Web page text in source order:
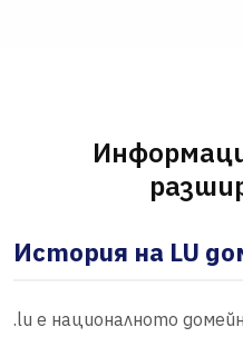
История на LU
.lu е националното